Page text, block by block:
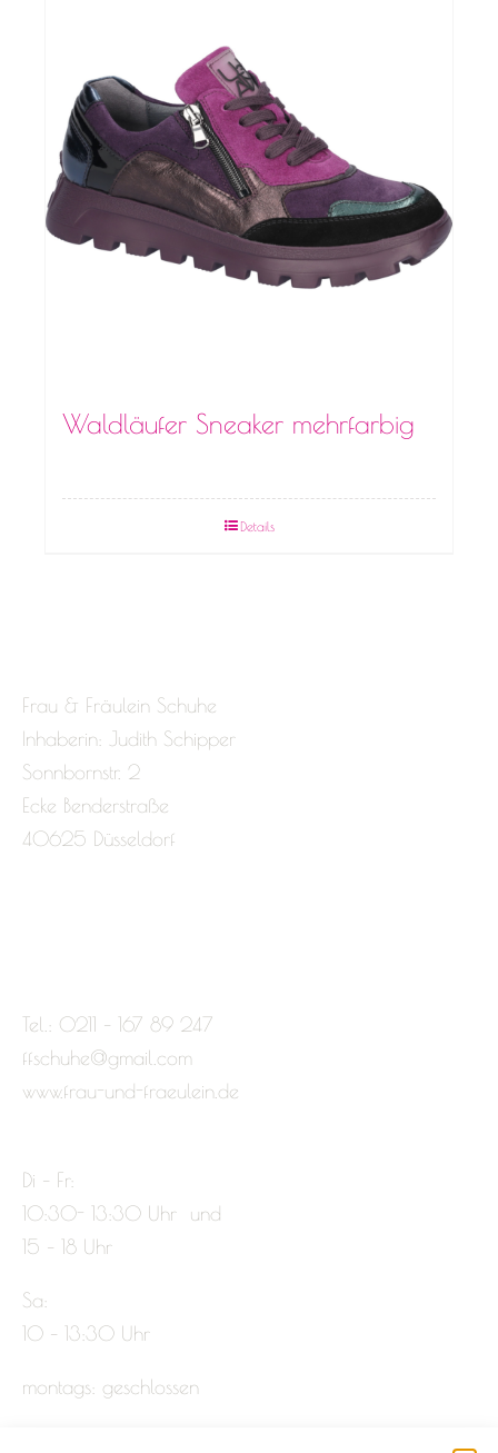
Waldläufer Sneaker mehrfarbig
Details
Frau & Fräulein Schuhe
Inhaberin: Judith Schipper
Sonnbornstr. 2
Ecke Benderstraße
40625 Düsseldorf
Tel.: 0211 – 167 89 247
ffschuhe@gmail.com
www.frau-und-fraeulein.de
Di – Fr:
10:30- 13:30 Uhr und
15 – 18 Uhr
Sa:
10 – 13:30 Uhr
montags: geschlossen